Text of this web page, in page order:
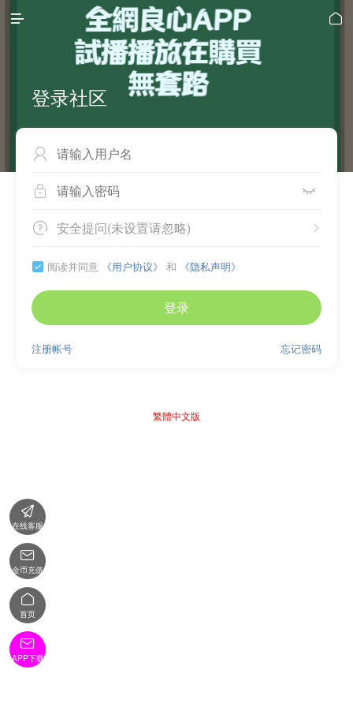
 
登录社区

 
 
安全提问(未设置请忽略)
 阅读并同意 《用户协议》 和 《隐私声明》
登录
忘记密码
注册帐号
繁體中文版

在线客服

金币充值

首页

APP下载